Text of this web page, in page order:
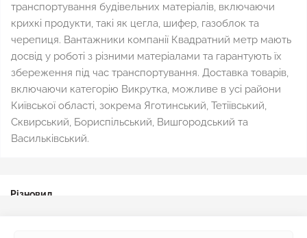
транспортування будівельних матеріалів, включаючи
крихкі продукти, такі як цегла, шифер, газоблок та
черепиця. Вантажники компанії Квадратний метр мають
досвід у роботі з різними матеріалами та гарантують їх
збереження під час транспортування. Доставка товарів,
включаючи категорію Викрутка, можливе в усі райони
Київської області, зокрема Яготинський, Тетіївський,
Сквирський, Бориспільський, Вишгородський та
Васильківський.
Різновид